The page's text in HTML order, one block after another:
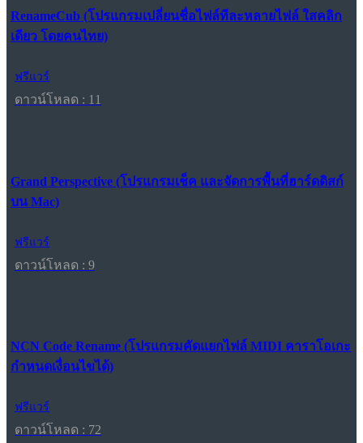
RenameCub (โปรแกรมเปลี่ยนชื่อไฟล์ทีละหลายไฟล์ ใสคลิก
เดียว โดยคนไทย)
ฟรีแวร์
ดาวน์โหลด : 11
Grand Perspective (โปรแกรมเช็ค และจัดการพื้นที่ฮาร์ดดิสก์
บน Mac)
ฟรีแวร์
ดาวน์โหลด : 9
NCN Code Rename (โปรแกรมคัดแยกไฟล์ MIDI คาราโอเกะ
กำหนดเงื่อนไขได้)
ฟรีแวร์
ดาวน์โหลด : 72